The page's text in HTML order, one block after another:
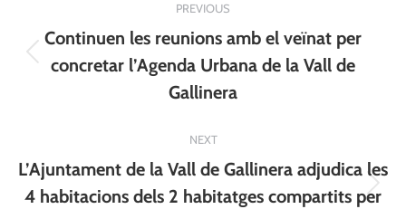
navigation
PREVIOUS
Previous
post:
Continuen les reunions amb el veïnat per
concretar l’Agenda Urbana de la Vall de
Gallinera
NEXT
Next
L’Ajuntament de la Vall de Gallinera adjudica les
4 habitacions dels 2 habitatges compartits per